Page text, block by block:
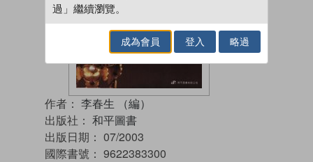
作者： 李春生 （編）
出版社： 和平圖書
出版日期： 07/2003
國際書號： 9622383300
過」繼續瀏覽。
成為會員 登入 略過